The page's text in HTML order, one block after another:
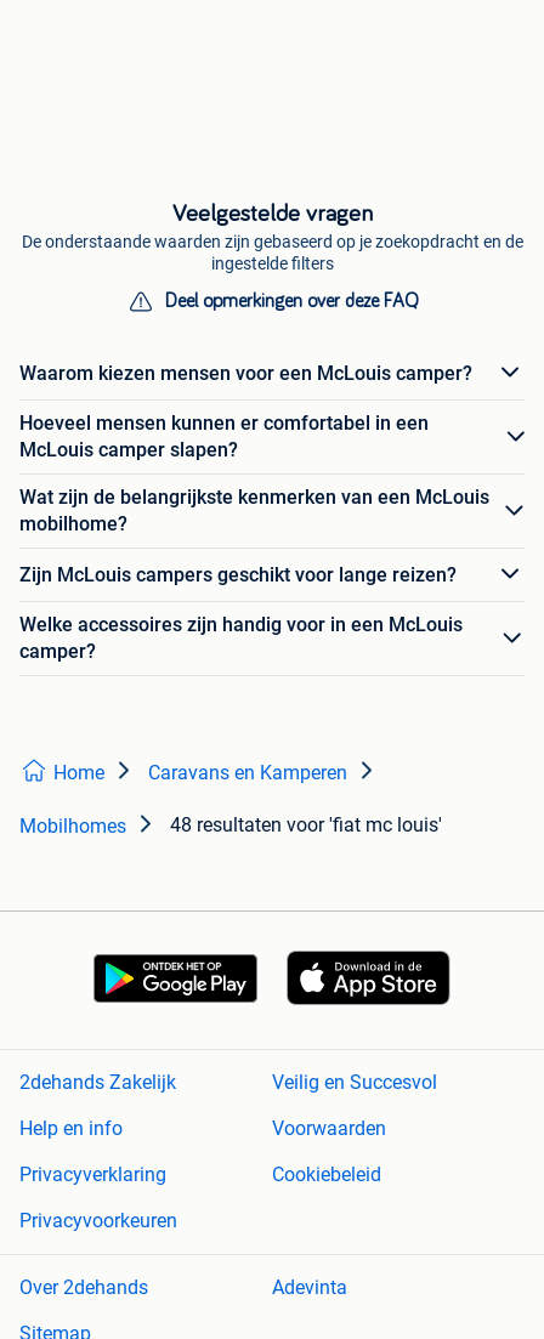
Veelgestelde vragen
De onderstaande waarden zijn gebaseerd op je zoekopdracht en de
ingestelde filters
Deel opmerkingen over deze FAQ
Waarom kiezen mensen voor een McLouis camper?
Hoeveel mensen kunnen er comfortabel in een
McLouis camper slapen?
Wat zijn de belangrijkste kenmerken van een McLouis
mobilhome?
Zijn McLouis campers geschikt voor lange reizen?
Welke accessoires zijn handig voor in een McLouis
camper?
Home Caravans en Kamperen
Mobilhomes 48 resultaten voor 'fiat mc louis'
2dehands Zakelijk
Veilig en Succesvol
Help en info
Voorwaarden
Privacyverklaring
Cookiebeleid
Privacyvoorkeuren
Over 2dehands
Adevinta
Sitemap